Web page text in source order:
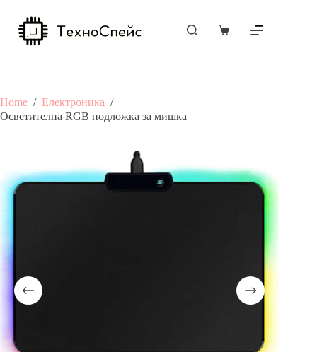
content
Shopping
Home / Електроника /
Осветителна RGB подложка за мишка